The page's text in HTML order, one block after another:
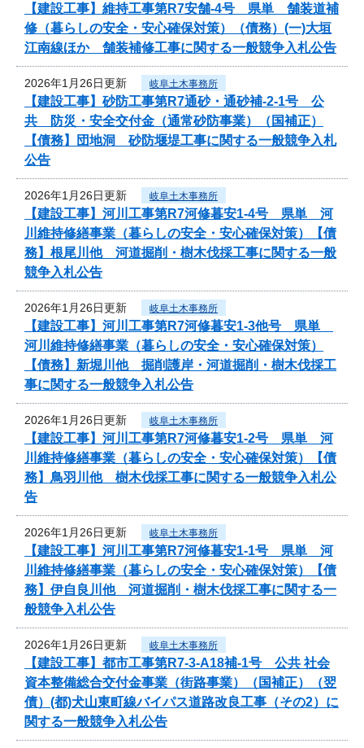
【建設工事】維持工事第R7安舗-4号 県単 舗装道補
修（暮らしの安全・安心確保対策）（債務）(一)大垣
江南線ほか 舗装補修工事に関する一般競争入札公告
2026年1月26日更新 岐阜土木事務所
【建設工事】砂防工事第R7通砂・通砂補-2-1号 公
共 防災・安全交付金（通常砂防事業）（国補正）
【債務】団地洞 砂防堰堤工事に関する一般競争入札
公告
2026年1月26日更新 岐阜土木事務所
【建設工事】河川工事第R7河修暮安1-4号 県単 河
川維持修繕事業（暮らしの安全・安心確保対策）【債
務】根尾川他 河道掘削・樹木伐採工事に関する一般
競争入札公告
2026年1月26日更新 岐阜土木事務所
【建設工事】河川工事第R7河修暮安1-3他号 県単
河川維持修繕事業（暮らしの安全・安心確保対策）
【債務】新堀川他 掘削護岸・河道掘削・樹木伐採工
事に関する一般競争入札公告
2026年1月26日更新 岐阜土木事務所
【建設工事】河川工事第R7河修暮安1-2号 県単 河
川維持修繕事業（暮らしの安全・安心確保対策）【債
務】鳥羽川他 樹木伐採工事に関する一般競争入札公
告
2026年1月26日更新 岐阜土木事務所
【建設工事】河川工事第R7河修暮安1-1号 県単 河
川維持修繕事業（暮らしの安全・安心確保対策）【債
務】伊自良川他 河道掘削・樹木伐採工事に関する一
般競争入札公告
2026年1月26日更新 岐阜土木事務所
【建設工事】都市工事第R7-3-A18補-1号 公共 社会
資本整備総合交付金事業（街路事業）（国補正）（翌
債）(都)犬山東町線バイパス道路改良工事（その2）に
関する一般競争入札公告